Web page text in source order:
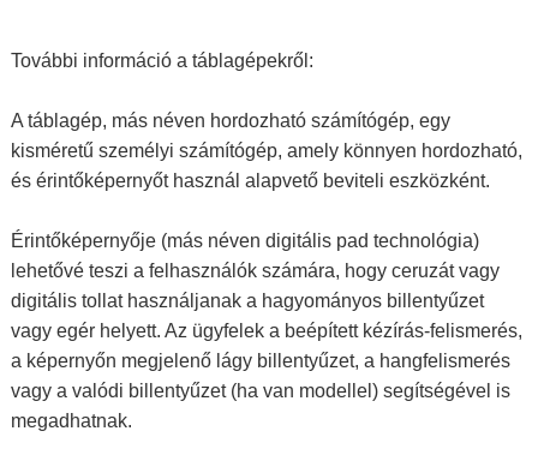
További információ a táblagépekről:
A táblagép, más néven hordozható számítógép, egy
kisméretű személyi számítógép, amely könnyen hordozható,
és érintőképernyőt használ alapvető beviteli eszközként.
Érintőképernyője (más néven digitális pad technológia)
lehetővé teszi a felhasználók számára, hogy ceruzát vagy
digitális tollat ​​használjanak a hagyományos billentyűzet
vagy egér helyett. Az ügyfelek a beépített kézírás-felismerés,
a képernyőn megjelenő lágy billentyűzet, a hangfelismerés
vagy a valódi billentyűzet (ha van modellel) segítségével is
megadhatnak.